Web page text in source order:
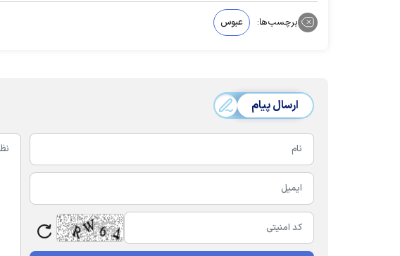
برچسب‌ها: عبوس
ارسال پیام